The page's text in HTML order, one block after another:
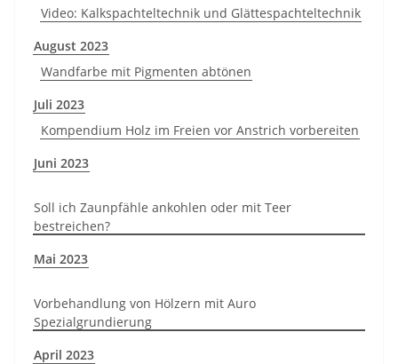
Video: Kalkspachteltechnik und Glättespachteltechnik
August 2023
Wandfarbe mit Pigmenten abtönen
Juli 2023
Kompendium Holz im Freien vor Anstrich vorbereiten
Juni 2023
Soll ich Zaunpfähle ankohlen oder mit Teer
bestreichen?
Mai 2023
Vorbehandlung von Hölzern mit Auro
Spezialgrundierung
April 2023